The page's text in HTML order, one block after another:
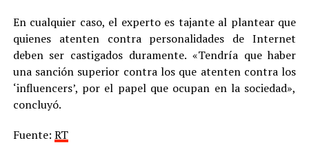
En cualquier caso, el experto es tajante al plantear que
quienes atenten contra personalidades de Internet
deben ser castigados duramente. «Tendría que haber
una sanción superior contra los que atenten contra los
‘influencers’, por el papel que ocupan en la sociedad»,
concluyó.
Fuente: RT